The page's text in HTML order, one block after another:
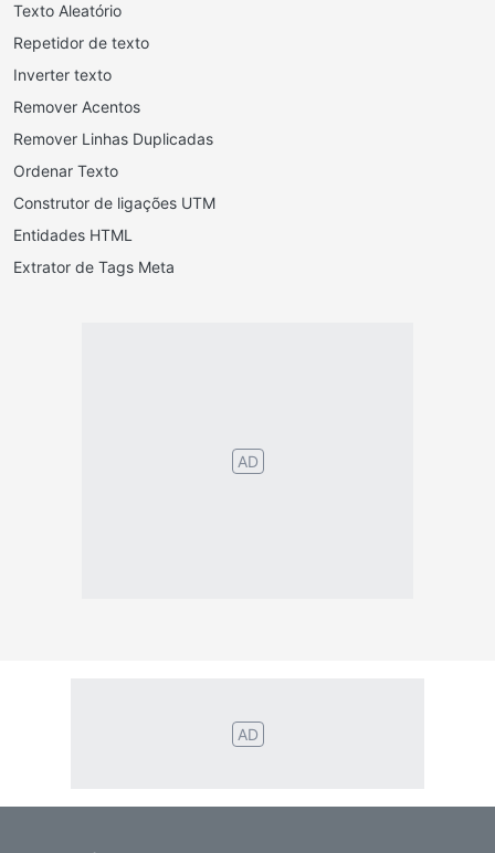
Texto Aleatório
Repetidor de texto
Inverter texto
Remover Acentos
Remover Linhas Duplicadas
Ordenar Texto
Construtor de ligações UTM
Entidades HTML
Extrator de Tags Meta